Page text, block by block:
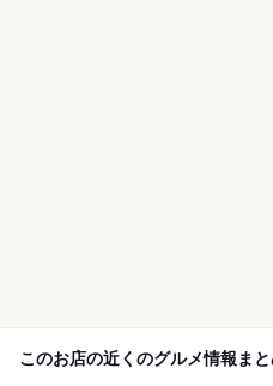
このお店の近くのグルメ情報ま